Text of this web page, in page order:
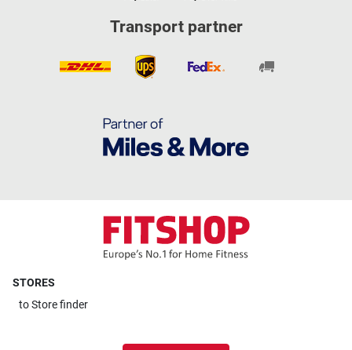
Transport partner
STORES
toStore finder